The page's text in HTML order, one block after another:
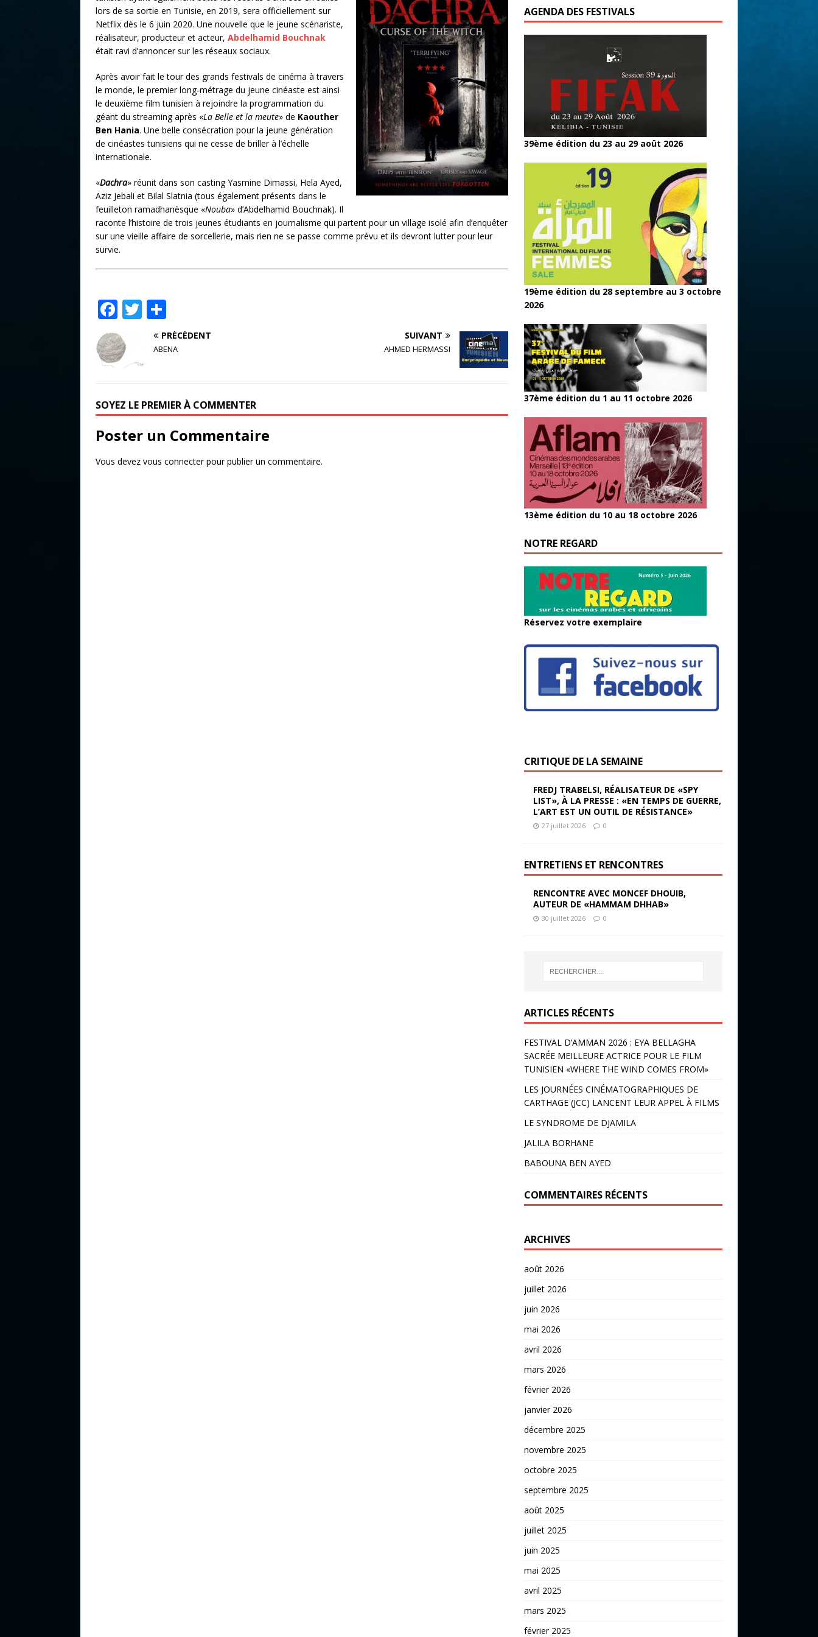
lors de sa sortie en Tunisie, en 2019, sera officiellement sur
Netflix dès le 6 juin 2020. Une nouvelle que le jeune scénariste,
réalisateur, producteur et acteur, Abdelhamid Bouchnak
était ravi d’annoncer sur les réseaux sociaux.
Après avoir fait le tour des grands festivals de cinéma à travers
le monde, le premier long-métrage du jeune cinéaste est ainsi
le deuxième film tunisien à rejoindre la programmation du
géant du streaming après «La Belle et la meute» de Kaouther
Ben Hania. Une belle consécration pour la jeune génération
de cinéastes tunisiens qui ne cesse de briller à l’échelle
internationale.
«Dachra» réunit dans son casting Yasmine Dimassi, Hela Ayed,
Aziz Jebali et Bilal Slatnia (tous également présents dans le
feuilleton ramadhanèsque «Nouba» d’Abdelhamid Bouchnak). Il
raconte l’histoire de trois jeunes étudiants en journalisme qui partent pour un village isolé afin d’enquêter
sur une vieille affaire de sorcellerie, mais rien ne se passe comme prévu et ils devront lutter pour leur
survie.
F
a
c
e
o
o
k
T
w
it
te
ar
ta
r
PRÉCÉDENT
ABENA
SUIVANT
AHMED HERMASSI
SOYEZ LE PREMIER À COMMENTER
Poster un Commentaire
Vous devez vous connecterpour publier un commentaire.
AGENDA DES FESTIVALS
39ème édition du 23 au 29 août 2026
19ème édition du 28 septembre au 3 octobre
2026
37ème édition du 1 au 11 octobre 2026
13ème édition du 10 au 18 octobre 2026
NOTRE REGARD
Réservez votre exemplaire
CRITIQUE DE LA SEMAINE
FREDJ TRABELSI, RÉALISATEUR DE «SPY
LIST», À LA PRESSE : «EN TEMPS DE GUERRE,
L’ART EST UN OUTIL DE RÉSISTANCE»
27 juillet 2026 0
ENTRETIENS ET RENCONTRES
RENCONTRE AVEC MONCEF DHOUIB,
AUTEUR DE «HAMMAM DHHAB»
30 juillet 2026 0
ARTICLES RÉCENTS
FESTIVAL D’AMMAN 2026 : EYA BELLAGHA
SACRÉE MEILLEURE ACTRICE POUR LE FILM
TUNISIEN «WHERE THE WIND COMES FROM»
LES JOURNÉES CINÉMATOGRAPHIQUES DE
CARTHAGE (JCC) LANCENT LEUR APPEL À FILMS
LE SYNDROME DE DJAMILA
JALILA BORHANE
BABOUNA BEN AYED
COMMENTAIRES RÉCENTS
ARCHIVES
août 2026
juillet 2026
juin 2026
mai 2026
avril 2026
mars 2026
février 2026
janvier 2026
décembre 2025
novembre 2025
octobre 2025
septembre 2025
août 2025
juillet 2025
juin 2025
mai 2025
avril 2025
mars 2025
février 2025